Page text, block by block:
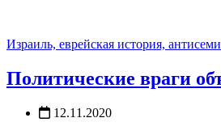
Израиль, еврейская история,
Политические враги
12.11.2020